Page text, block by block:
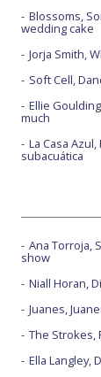
Blossoms,
wedding cake
Jorja Smith,
Soft Cell,
Ellie
much
La Casa
subacuática
Ana Torroja,
show
Niall Horan,
Juanes,
The Strokes,
Ella Langley,